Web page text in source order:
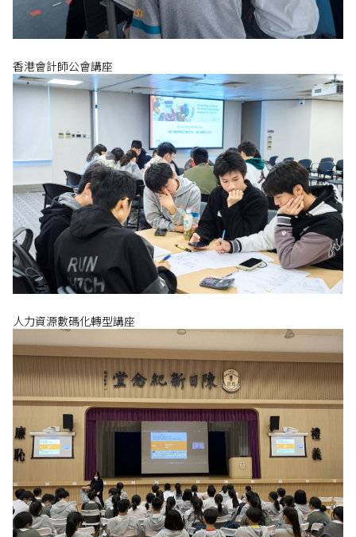
香港會計師公會講座
人力資源數碼化轉型講座